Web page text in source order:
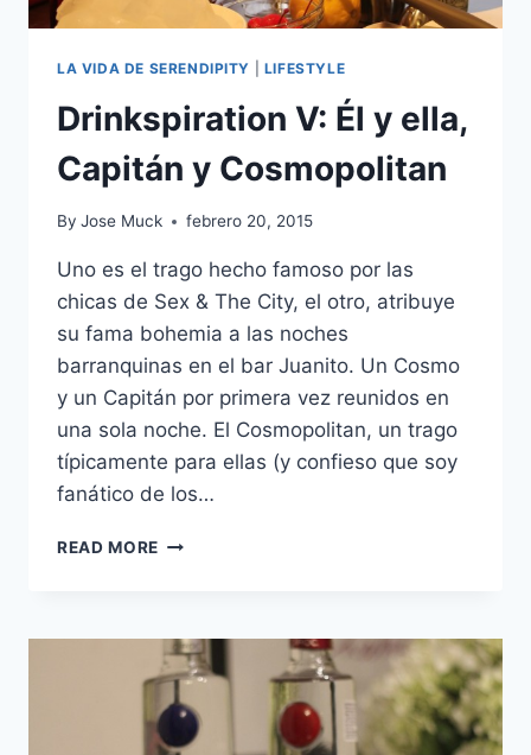
LA VIDA DE SERENDIPITY LIFESTYLE
Drinkspiration V: Él y ella,
Capitán y Cosmopolitan
By Jose Muck febrero 20, 2015
Uno es el trago hecho famoso por las
chicas de Sex & The City, el otro, atribuye
su fama bohemia a las noches
barranquinas en el bar Juanito. Un Cosmo
y un Capitán por primera vez reunidos en
una sola noche. El Cosmopolitan, un trago
típicamente para ellas (y confieso que soy
fanático de los…
READ MORE DRINKSPIRATION
ELLA,
CAPITÁN
COSMOPOLITAN